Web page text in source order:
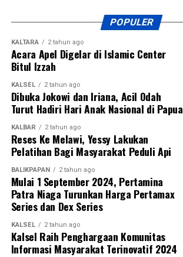
POPULER
KALTARA 2 tahun ago
Acara Apel Digelar di Islamic Center
Bitul Izzah
KALSEL 2 tahun ago
Dibuka Jokowi dan Iriana, Acil Odah
Turut Hadiri Hari Anak Nasional di Papua
KALBAR 2 tahun ago
Reses Ke Melawi, Yessy Lakukan
Pelatihan Bagi Masyarakat Peduli Api
BALIKPAPAN 2 tahun ago
Mulai 1 September 2024, Pertamina
Patra Niaga Turunkan Harga Pertamax
Series dan Dex Series
KALSEL 2 tahun ago
Kalsel Raih Penghargaan Komunitas
Informasi Masyarakat Terinovatif 2024